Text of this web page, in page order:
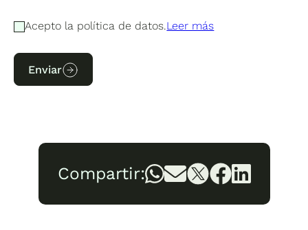
Acepto la política de datos.Leer más
Enviar
Compartir: